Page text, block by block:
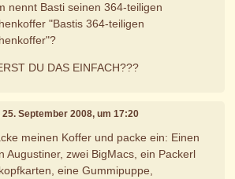
nennt Basti seinen 364-teiligen
"Bastis 364-teiligen
DU DAS EINFACH???
25. September 2008, um 17:20
meinen Koffer und packe ein: Einen
Augustiner, zwei BigMacs, ein Packerl
eine Gummipuppe,